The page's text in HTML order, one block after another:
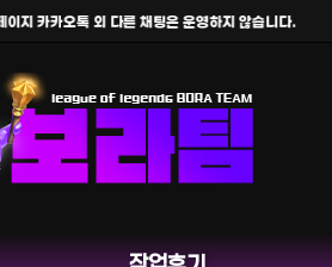
카카오톡 외 다른 채팅은 운영하지 않습니다.